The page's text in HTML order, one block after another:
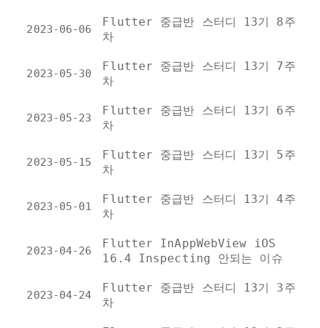
2023-06-06
Flutter 중급반 스터디 13기 8주
차
2023-05-30
Flutter 중급반 스터디 13기 7주
차
2023-05-23
Flutter 중급반 스터디 13기 6주
차
2023-05-15
Flutter 중급반 스터디 13기 5주
차
2023-05-01
Flutter 중급반 스터디 13기 4주
차
2023-04-26
Flutter InAppWebView iOS
16.4 Inspecting 안되는 이슈
2023-04-24
Flutter 중급반 스터디 13기 3주
차